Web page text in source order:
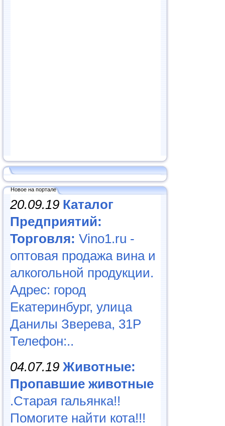
Новое на портале
20.09.19 Каталог
Предприятий:
Торговля: Vino1.ru -
оптовая продажа вина и
алкогольной продукции.
Адрес: город
Екатеринбург, улица
Данилы Зверева, 31Р
Телефон:..
04.07.19 Животные:
Пропавшие животные
.Старая гальянка!!
Помогите найти кота!!!